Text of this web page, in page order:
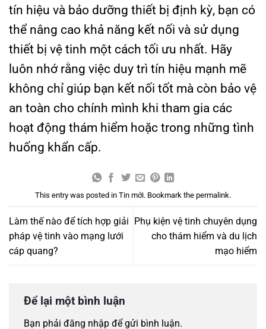
tín hiệu và bảo dưỡng thiết bị định kỳ, bạn có
thể nâng cao khả năng kết nối và sử dụng
thiết bị vệ tinh một cách tối ưu nhất. Hãy
luôn nhớ rằng việc duy trì tín hiệu mạnh mẽ
không chỉ giúp bạn kết nối tốt mà còn bảo vệ
an toàn cho chính mình khi tham gia các
hoạt động thám hiểm hoặc trong những tình
huống khẩn cấp.
This entry was posted in Tin mới. Bookmark the permalink.
Làm thế nào để tích hợp giải
pháp vệ tinh vào mạng lưới
cáp quang?
Phụ kiện vệ tinh chuyên dụng
cho thám hiểm và du lịch
mạo hiểm
Để lại một bình luận
Bạn phải đăng nhập để gửi bình luận.